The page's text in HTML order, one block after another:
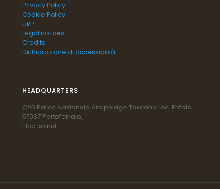
Privacy Policy
Cookie Policy
URP
Legal notices
Credits
Dichiarazione di accessibilità
HEADQUARTERS
C/O Parco Nazionale Arcipelago Toscano Loc. Enfola
57037 Portoferraio,
Elba Island